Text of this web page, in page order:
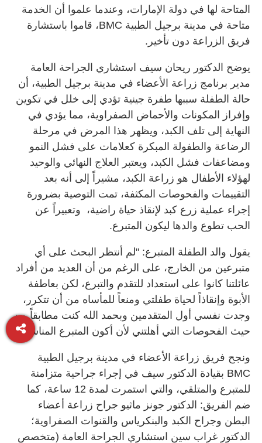
المتاحة لها في دولة الإمارات، وعندما علموا أن الخدمة
متاحة في مدينة برجيل الطبية BMC، قاموا باستشارة
فريق الزراعة دون تأخير.
يوضح الدكتور ريحان سيف استشاري الجراحة العامة
مدير برنامج زراعة الأعضاء في مدينة برجيل الطبية، أن
حالة الطفلة سببها طفرة جينية تؤدي إلى خلل في تكوين
وإفراز المكونات والأحماض الصفراوية، مما يؤدي في
النهاية إلى تلف الكبد، ويظهر هذا المرض في مرحلة
الرضاعة والطفولة المبكرة كعلامات على فشل النمو
ومضاعفات فشل الكبد، ويعتبر العلاج النهائي والوحيد
لهؤلاء الأطفال هو زراعة الكبد، مشيراً إلى أنه بعد
التقييمات والفحوصات المكثفة، تمت التوصية بضرورة
إجراء عملية زرع كبد لإنقاذ حياة راضية، وتعبيراً عن
الحب تطوع والدها ليكون المتبرع.
يقول والد الطفلة المتبرع: "لم أنتظر البحث على أي
متبرعين من الخارج، على الرغم من أن العديد من أفراد
عائلتنا كانوا على استعداد للتقدم والتبرع، لكن بعاطفة
الأبوة وإنقاذاً لحياة طفلتي ومنعاً للمأساه من أن تتكرر،
وجدت نفسي أول المتقدمين وبحمد الله كنت مطابقاً من
حيث الفحوصات التي أهلتني لأن أكون المتبرع المناسب".
ونجح فريق زراعة الأعضاء في مدينة برجيل الطبية
BMC بقيادة الدكتور سيف في إجراء جراحية متزامنة
للمتبرع والمتلقي، والتي استمرت لمدة 12 ساعة، كما
ضم الفريق: الدكتور جونز ماثيو جراح زراعة أعضاء
البطن وجراح الكبد والبنكرياس والقنوات الصفراوية؛
الدكتور غراب سين استشاري الجراحة العامة (متخصص